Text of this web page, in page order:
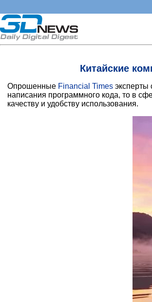
Китайские
Опрошенные Financial Times эксперты
написания программного кода, то в
качеству и удобству использования.